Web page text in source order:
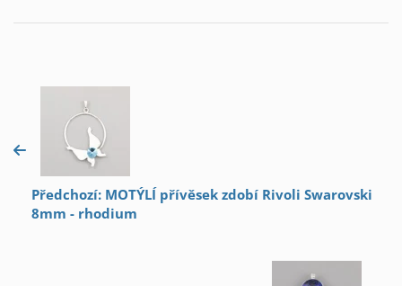
Předchozí: MOTÝLÍ přívěsek zdobí Rivoli Swarovski
8mm - rhodium